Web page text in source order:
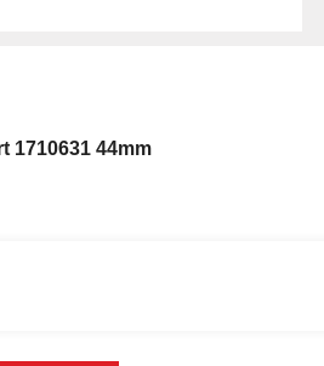
1710631 44mm